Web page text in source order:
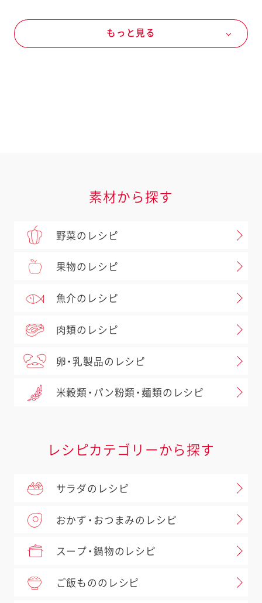
ごま
もっと見る
素材から探す
野菜のレシピ
果物のレシピ
魚介のレシピ
肉類のレシピ
卵・乳製品のレシピ
米穀類・パン粉類・麺類のレシピ
レシピカテゴリーから探す
サラダのレシピ
おかず・おつまみのレシピ
スープ・鍋物のレシピ
ご飯もののレシピ